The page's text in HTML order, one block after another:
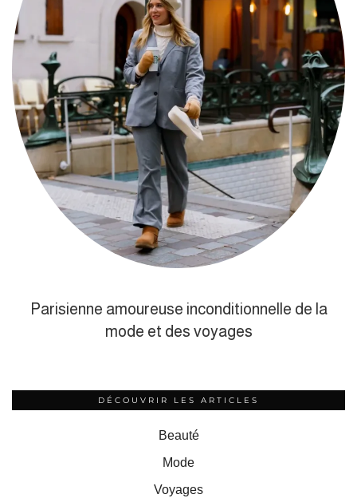
Parisienne amoureuse inconditionnelle de la
mode et des voyages
DÉCOUVRIR LES ARTICLES
Beauté
Mode
Voyages